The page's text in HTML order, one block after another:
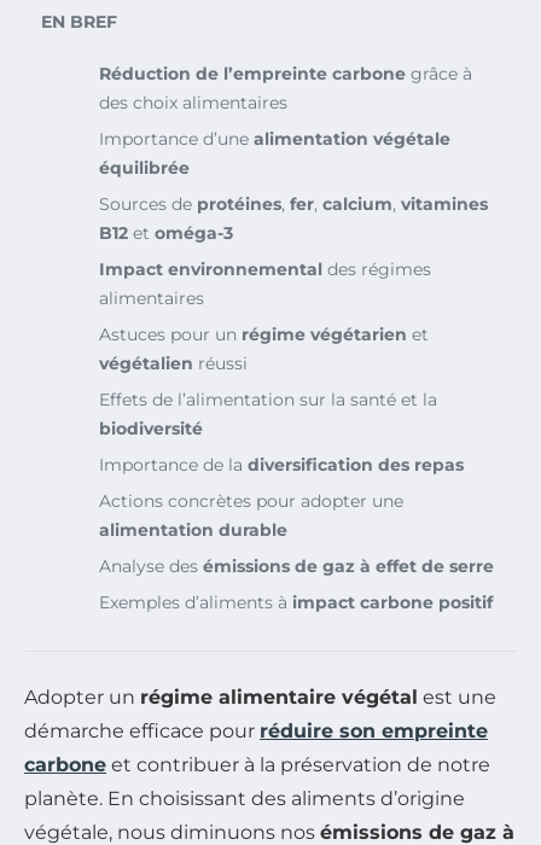
EN BREF
Réduction de l’empreinte carbone grâce à
des choix alimentaires
Importance d’une alimentation végétale
équilibrée
Sources de protéines, fer, calcium, vitamines
B12 et oméga-3
Impact environnemental des régimes
alimentaires
Astuces pour un régime végétarien et
végétalien réussi
Effets de l’alimentation sur la santé et la
biodiversité
Importance de la diversification des repas
Actions concrètes pour adopter une
alimentation durable
Analyse des émissions de gaz à effet de serre
Exemples d’aliments à impact carbone positif
Adopter un régime alimentaire végétal est une
démarche efficace pour réduire son empreinte
carbone et contribuer à la préservation de notre
planète. En choisissant des aliments d’origine
végétale, nous diminuons nos émissions de gaz à